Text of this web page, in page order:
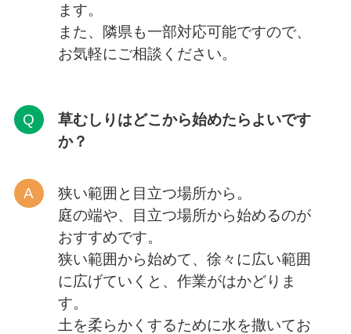
ます。
また、隣県も一部対応可能ですので、
お気軽にご相談ください。
草むしりはどこから始めたらよいです
か？
狭い範囲と目立つ場所から。
庭の端や、目立つ場所から始めるのが
おすすめです。
狭い範囲から始めて、徐々に広い範囲
に広げていくと、作業がはかどりま
す。
土を柔らかくするために水を撒いてお